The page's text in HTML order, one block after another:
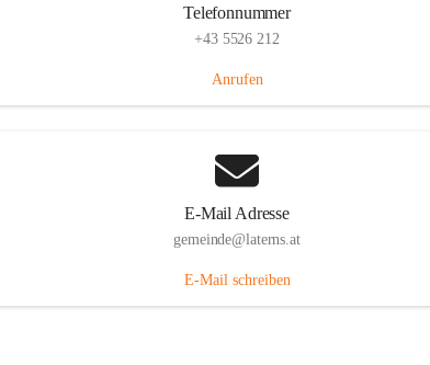
Telefonnummer
+43 5526 212
Anrufen
E-Mail Adresse
gemeinde@laterns.at
E-Mail schreiben